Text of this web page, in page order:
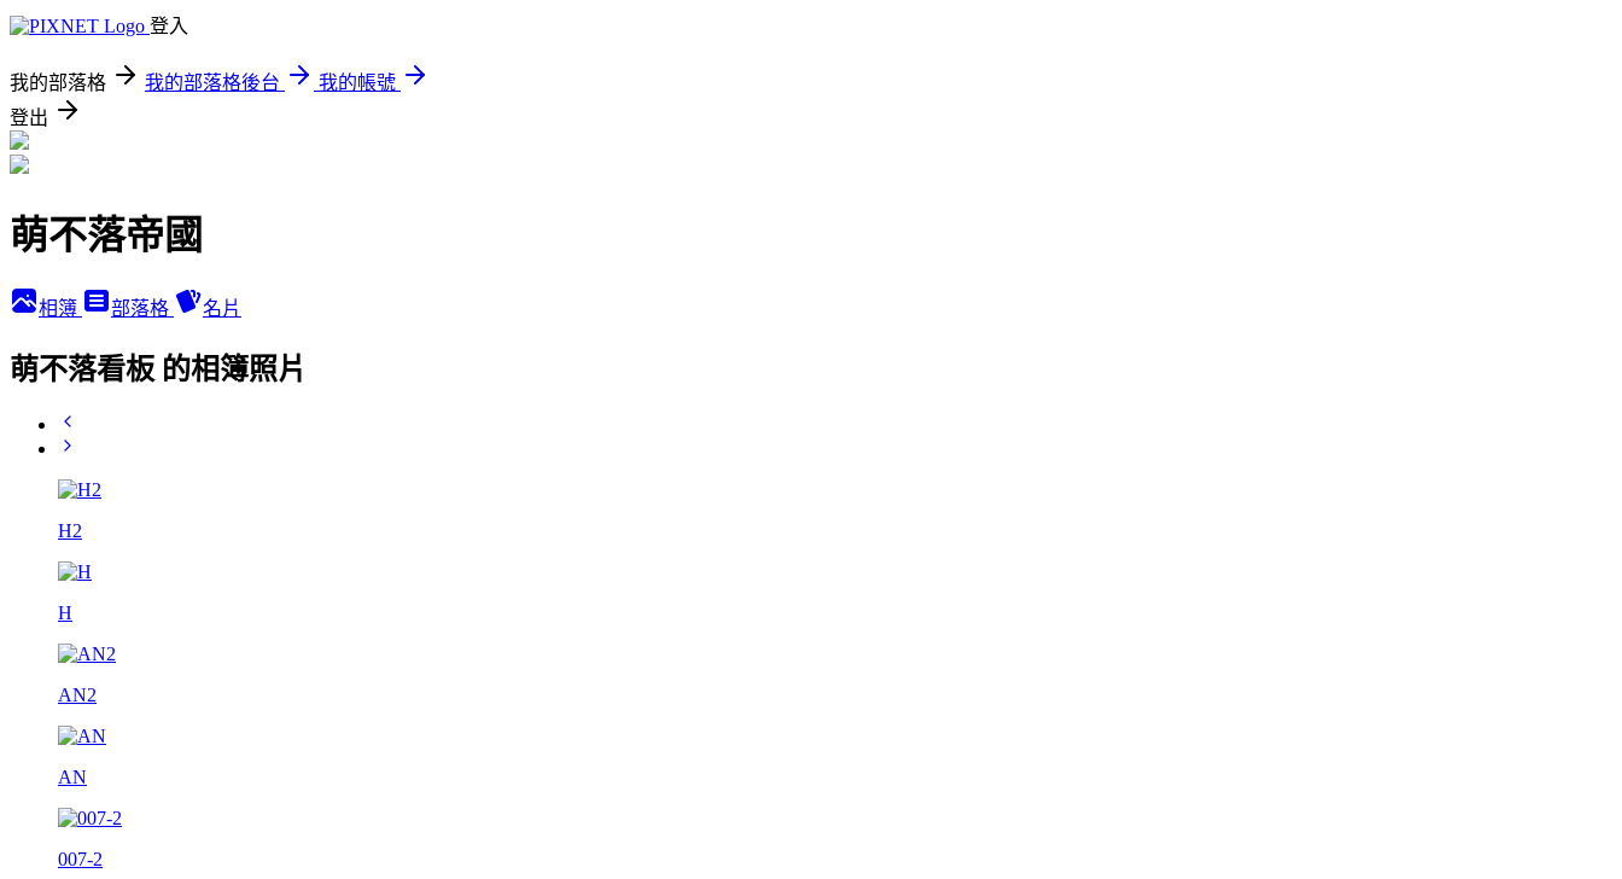
登入
我的部落格 我的部落格後台
我的帳號
登出
萌不落帝國
相簿 部落格 名片
萌不落看板 的相簿照片
H2
H
AN2
AN
007-2